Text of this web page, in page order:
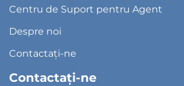
Centru de Suport pentru Agent
Despre noi
Contactați-ne
Contactați-ne